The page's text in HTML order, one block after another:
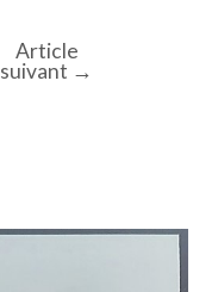
Article
suivant →